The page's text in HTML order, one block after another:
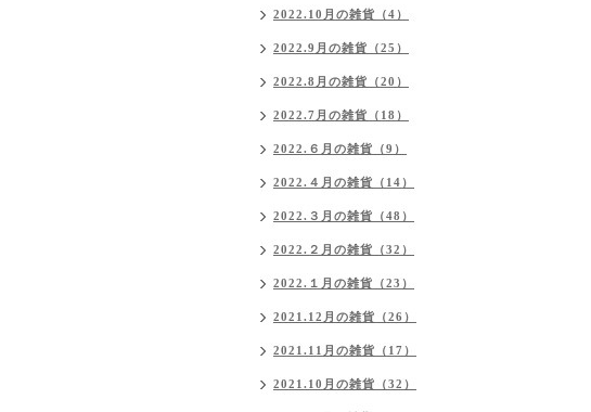
2022.10月の雑貨（4）
2022.9月の雑貨（25）
2022.8月の雑貨（20）
2022.7月の雑貨（18）
2022.６月の雑貨（9）
2022.４月の雑貨（14）
2022.３月の雑貨（48）
2022.２月の雑貨（32）
2022.１月の雑貨（23）
2021.12月の雑貨（26）
2021.11月の雑貨（17）
2021.10月の雑貨（32）